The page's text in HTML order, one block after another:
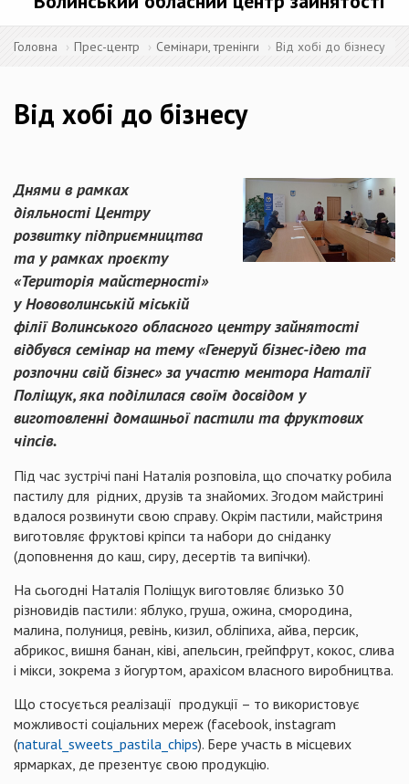
Головна Прес-центр Семінари, тренінги Від хобі до бізнесу
Від хобі до бізнесу
Днями в рамках
діяльності Центру
розвитку підприємництва
та у рамках проєкту
«Територія майстерності»
у Нововолинській міській
філії Волинського обласного центру зайнятості
відбувся семінар на тему «Генеруй бізнес-ідею та
розпочни свій бізнес» за участю ментора Наталії
Поліщук, яка поділилася своїм досвідом у
виготовленні домашньої пастили та фруктових
чіпсів.
Під час зустрічі пані Наталія розповіла, що спочатку робила
пастилу для рідних, друзів та знайомих. Згодом майстрині
вдалося розвинути свою справу. Окрім пастили, майстриня
виготовляє фруктові кріпси та набори до сніданку
(доповнення до каш, сиру, десертів та випічки).
На сьогодні Наталія Поліщук виготовляє близько 30
різновидів пастили: яблуко, груша, ожина, смородина,
малина, полуниця, ревінь, кизил, обліпиха, айва, персик,
абрикос, вишня банан, ківі, апельсин, грейпфрут, кокос, слива
і мікси, зокрема з йогуртом, арахісом власного виробництва.
Що стосується реалізації продукції – то використовує
можливості соціальних мереж (facebook, instagram
(natural_sweets_pastila_chips). Бере участь в місцевих
ярмарках, де презентує свою продукцію.